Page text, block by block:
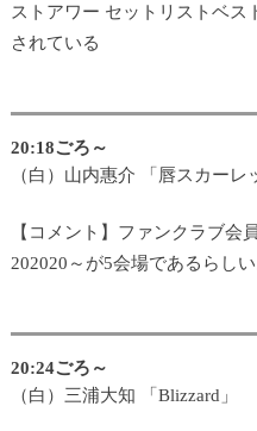
ストアワー セットリストベス
されている
20:18ごろ～
（白）山内惠介 「唇スカーレ
【コメント】ファンクラブ会
202020～が5会場であるらし
20:24ごろ～
（白）三浦大知 「Blizzard」